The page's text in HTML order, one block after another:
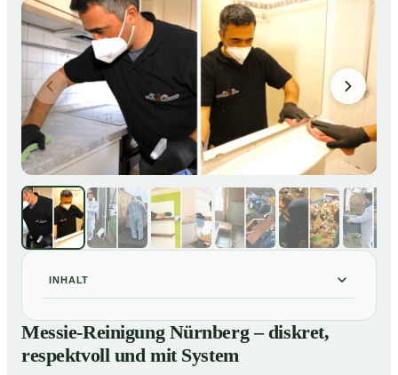
INHALT
Messie-Reinigung Nürnberg – diskret, respektvoll und
mit System
Warum professionelle Hilfe bei einer Messie-Wohnung
Messie-Reinigung Nürnberg – diskret,
respektvoll und mit System